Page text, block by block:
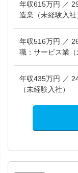
年収615万円 ／ 29歳 マネージャー職 経験4年 ／ 前職：製
造業（未経験入社
年収516万円 ／ 26歳 サブマネージャー職 経験3年 ／ 前
職：サービス業（
年収435万円 ／ 24歳 チーフ職 経験1年 ／ 前職：販売系
（未経験入社）